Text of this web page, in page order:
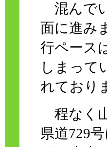
混んで
面に進み
行ペース
しまって
れており
程なく
県道729